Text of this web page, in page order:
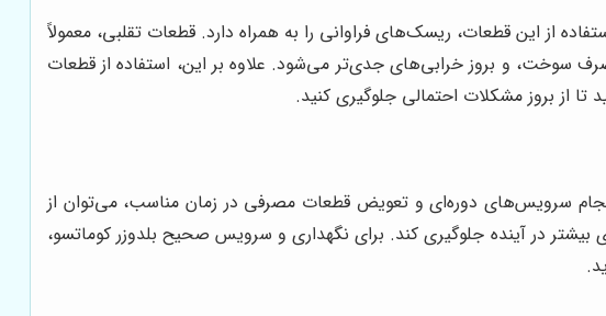
از این قطعات، ریسک‌های فراوانی را به همراه دارد. قطعات تقلبی، معمولاً
سوخت، و بروز خرابی‌های جدی‌تر می‌شود. علاوه بر این، استفاده از قطعات
تا از بروز مشکلات احتمالی جلوگیری کنید.
سرویس‌های دوره‌ای و تعویض قطعات مصرفی در زمان مناسب، می‌توان از
در آینده جلوگیری کند. برای نگهداری و سرویس صحیح بلدوزر کوماتسو،